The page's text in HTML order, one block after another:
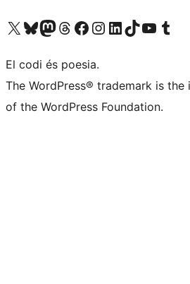
Visiteu el nostre compte X (abans Twitter)
Visiteu el nostre compte de Bluesky
Visiteu el nostre compte al Mastodon
Visiteu el nostre compte de Threads
Visiteu la nostra pàgina al Facebook
Visiteu el nostre compte d'Instagram
Visiteu el nostre compte de LinkedIn
Visiteu el nostre compte de TikTok
Visiteu el nostre canal al
Visiteu el nostre
El codi és poesia.
The WordPress® trademark is
of the WordPress Foundation.